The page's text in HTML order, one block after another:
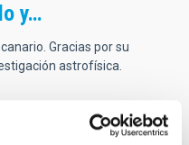
y…
Gracias por su
astrofísica.